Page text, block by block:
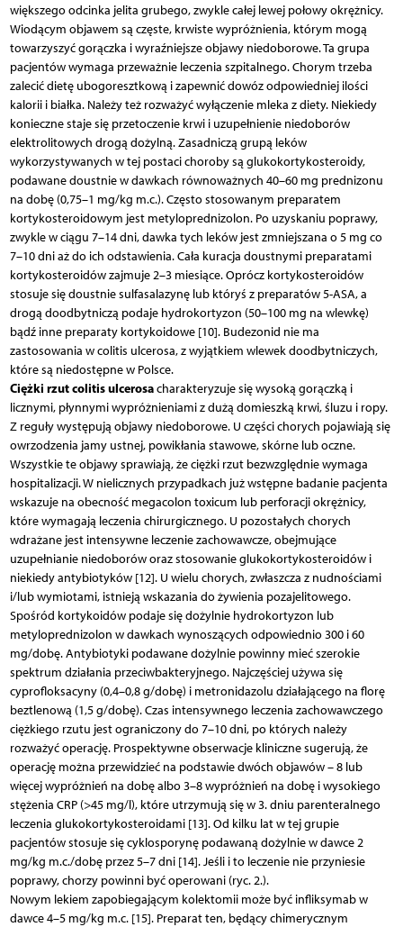
większego odcinka jelita grubego, zwykle całej lewej połowy okrężnicy.
Wiodącym objawem są częste, krwiste wypróżnienia, którym mogą
towarzyszyć gorączka i wyraźniejsze objawy niedoborowe. Ta grupa
pacjentów wymaga przeważnie leczenia szpitalnego. Chorym trzeba
zalecić dietę ubogoresztkową i zapewnić dowóz odpowiedniej ilości
kalorii i białka. Należy też rozważyć wyłączenie mleka z diety. Niekiedy
konieczne staje się przetoczenie krwi i uzupełnienie niedoborów
elektrolitowych drogą dożylną. Zasadniczą grupą leków
wykorzystywanych w tej postaci choroby są glukokortykosteroidy,
podawane doustnie w dawkach równoważnych 40–60 mg prednizonu
na dobę (0,75–1 mg/kg m.c.). Często stosowanym preparatem
kortykosteroidowym jest metyloprednizolon. Po uzyskaniu poprawy,
zwykle w ciągu 7–14 dni, dawka tych leków jest zmniejszana o 5 mg co
7–10 dni aż do ich odstawienia. Cała kuracja doustnymi preparatami
kortykosteroidów zajmuje 2–3 miesiące. Oprócz kortykosteroidów
stosuje się doustnie sulfasalazynę lub któryś z preparatów 5-ASA, a
drogą doodbytniczą podaje hydrokortyzon (50–100 mg na wlewkę)
bądź inne preparaty kortykoidowe [10]. Budezonid nie ma
zastosowania w colitis ulcerosa, z wyjątkiem wlewek doodbytniczych,
które są niedostępne w Polsce.
Ciężki rzut colitis ulcerosacharakteryzuje się wysoką gorączką i
licznymi, płynnymi wypróżnieniami z dużą domieszką krwi, śluzu i ropy.
Z reguły występują objawy niedoborowe. U części chorych pojawiają się
owrzodzenia jamy ustnej, powikłania stawowe, skórne lub oczne.
Wszystkie te objawy sprawiają, że ciężki rzut bezwzględnie wymaga
hospitalizacji. W nielicznych przypadkach już wstępne badanie pacjenta
wskazuje na obecność megacolon toxicum lub perforacji okrężnicy,
które wymagają leczenia chirurgicznego. U pozostałych chorych
wdrażane jest intensywne leczenie zachowawcze, obejmujące
uzupełnianie niedoborów oraz stosowanie glukokortykosteroidów i
niekiedy antybiotyków [12]. U wielu chorych, zwłaszcza z nudnościami
i/lub wymiotami, istnieją wskazania do żywienia pozajelitowego.
Spośród kortykoidów podaje się dożylnie hydrokortyzon lub
metyloprednizolon w dawkach wynoszących odpowiednio 300 i 60
mg/dobę. Antybiotyki podawane dożylnie powinny mieć szerokie
spektrum działania przeciwbakteryjnego. Najczęściej używa się
cyprofloksacyny (0,4–0,8 g/dobę) i metronidazolu działającego na florę
beztlenową (1,5 g/dobę). Czas intensywnego leczenia zachowawczego
ciężkiego rzutu jest ograniczony do 7–10 dni, po których należy
rozważyć operację. Prospektywne obserwacje kliniczne sugerują, że
operację można przewidzieć na podstawie dwóch objawów – 8 lub
więcej wypróżnień na dobę albo 3–8 wypróżnień na dobę i wysokiego
stężenia CRP (>45 mg/l), które utrzymują się w 3. dniu parenteralnego
leczenia glukokortykosteroidami [13]. Od kilku lat w tej grupie
pacjentów stosuje się cyklosporynę podawaną dożylnie w dawce 2
mg/kg m.c./dobę przez 5–7 dni [14]. Jeśli i to leczenie nie przyniesie
poprawy, chorzy powinni być operowani (ryc. 2.).
Nowym lekiem zapobiegającym kolektomii może być infliksymab w
dawce 4–5 mg/kg m.c. [15]. Preparat ten, będący chimerycznym